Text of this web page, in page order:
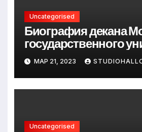
Uncategorised
Биография декана
государственного
Андрея Сидорова —
до руководителя
МАР 21, 2023
Uncategorised